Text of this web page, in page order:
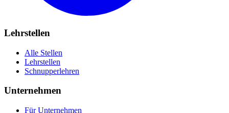
Lehrstellen
Alle Stellen
Lehrstellen
Schnupperlehren
Unternehmen
Für Unternehmen